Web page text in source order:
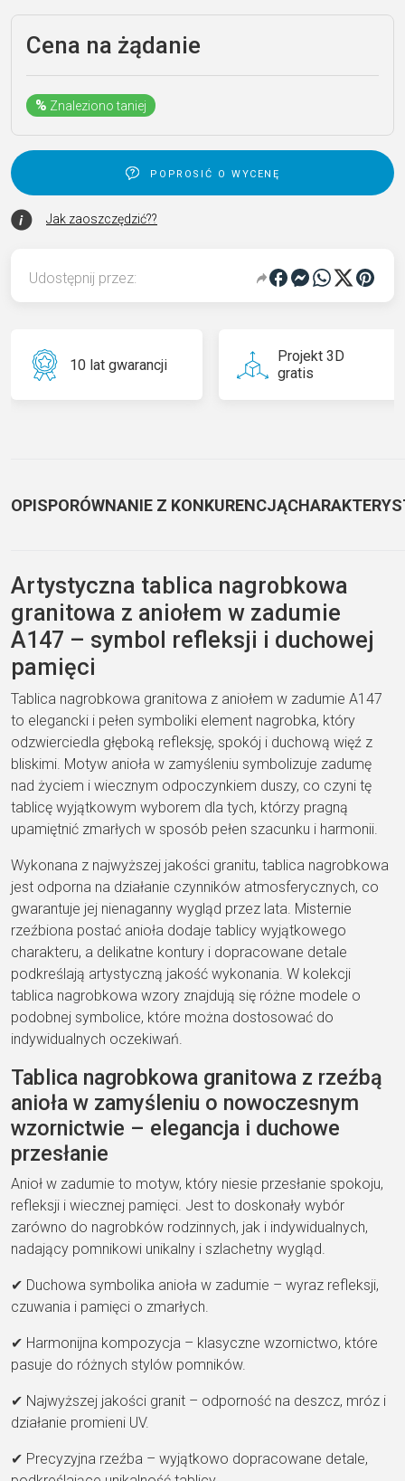
Cena na żądanie
% Znaleziono taniej
poprosić o wycenę
Jak zaoszczędzić??
Udostępnij przez:
10 lat gwarancji
Projekt 3D
gratis
OPISPORÓWNANIE Z KONKURENCJĄ
Artystyczna tablica nagrobkowa
granitowa z aniołem w zadumie
A147 – symbol refleksji i duchowej
pamięci
Tablica nagrobkowa granitowa z aniołem w zadumie A147
to elegancki i pełen symboliki element nagrobka, który
odzwierciedla głęboką refleksję, spokój i duchową więź z
bliskimi. Motyw anioła w zamyśleniu symbolizuje zadumę
nad życiem i wiecznym odpoczynkiem duszy, co czyni tę
tablicę wyjątkowym wyborem dla tych, którzy pragną
upamiętnić zmarłych w sposób pełen szacunku i harmonii.
Wykonana z najwyższej jakości granitu, tablica nagrobkowa
jest odporna na działanie czynników atmosferycznych, co
gwarantuje jej nienaganny wygląd przez lata. Misternie
rzeźbiona postać anioła dodaje tablicy wyjątkowego
charakteru, a delikatne kontury i dopracowane detale
podkreślają artystyczną jakość wykonania. W kolekcji
tablica nagrobkowa wzory znajdują się różne modele o
podobnej symbolice, które można dostosować do
indywidualnych oczekiwań.
Tablica nagrobkowa granitowa z rzeźbą
anioła w zamyśleniu o nowoczesnym
wzornictwie – elegancja i duchowe
przesłanie
Anioł w zadumie to motyw, który niesie przesłanie spokoju,
refleksji i wiecznej pamięci. Jest to doskonały wybór
zarówno do nagrobków rodzinnych, jak i indywidualnych,
nadający pomnikowi unikalny i szlachetny wygląd.
✔ Duchowa symbolika anioła w zadumie – wyraz refleksji,
czuwania i pamięci o zmarłych.
✔ Harmonijna kompozycja – klasyczne wzornictwo, które
pasuje do różnych stylów pomników.
✔ Najwyższej jakości granit – odporność na deszcz, mróz i
działanie promieni UV.
✔ Precyzyjna rzeźba – wyjątkowo dopracowane detale,